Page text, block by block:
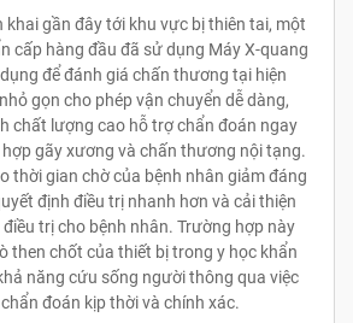
khai gần đây tới khu vực bị thiên tai, một
cấp hàng đầu đã sử dụng Máy X-quang
để đánh giá chấn thương tại hiện
gọn cho phép vận chuyển dễ dàng,
chất lượng cao hỗ trợ chẩn đoán ngay
gãy xương và chấn thương nội tạng.
thời gian chờ của bệnh nhân giảm đáng
định điều trị nhanh hơn và cải thiện
trị cho bệnh nhân. Trường hợp này
then chốt của thiết bị trong y học khẩn
năng cứu sống người thông qua việc
đoán kịp thời và chính xác.